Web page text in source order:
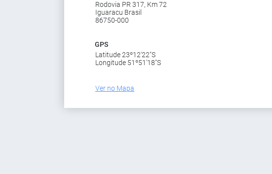
Rodovia PR 317, Km 72
Iguaracu Brasil
86750-000
GPS
Latitude 23º12'22"S
Longitude 51º51'18"S
Ver no Mapa